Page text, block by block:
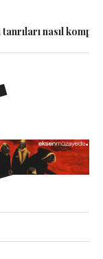
komplo kanıtına